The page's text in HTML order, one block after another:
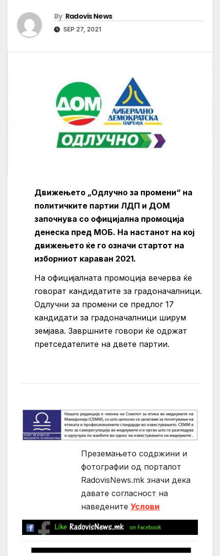
By Radovis News
SEP 27, 2021
Движењето „Одлучно за промени“ на
политичките партии ЛДП и ДОМ
започнува со официјална промоција
денеска пред МОБ. На настанот на кој
движењето ќе го означи стартот на
изборниот караван 2021.
На официјалната промоција вечерва ќе
говорат кандидатите за градоначалници.
Одлучни за промени се предлог 17
кандидати за градоначалници ширум
земјава. Завршните говори ќе одржат
претседателите на двете партии.
Преземањето содржини и
фотографии од порталот
RadovisNews.mk значи дека
давате согласност на
нaведените Услови